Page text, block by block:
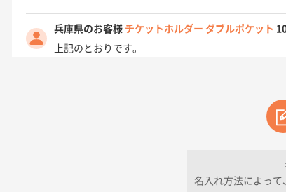
兵庫県のお客様 チケットホルダー ダブルポケット
上記のとおりです。
愛知県I社様 【オーダー商品】特別ご注文ページ04
名入れ方法によって